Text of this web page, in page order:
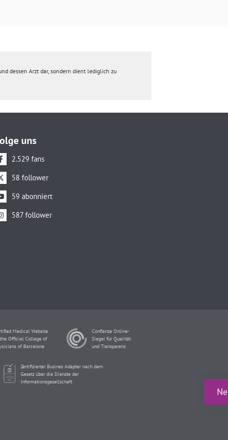
dessen Arzt dar, sondern dient lediglich zu
uns
2.529 fans
58 follower
59 abonniert
587 follower
Medical Website
Official College of
of Barcelona
Confianza Online-
Siegel für Qualität
und Transparenz
Zertifizierter Busines Adapter nach dem
Gesetz über die Dienste der
Informationsgesellschaft